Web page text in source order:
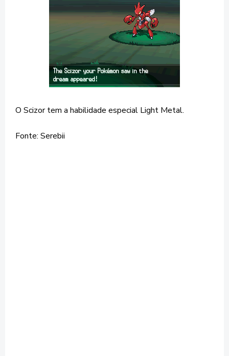
O Scizor tem a habilidade especial Light Metal.
Fonte: Serebii